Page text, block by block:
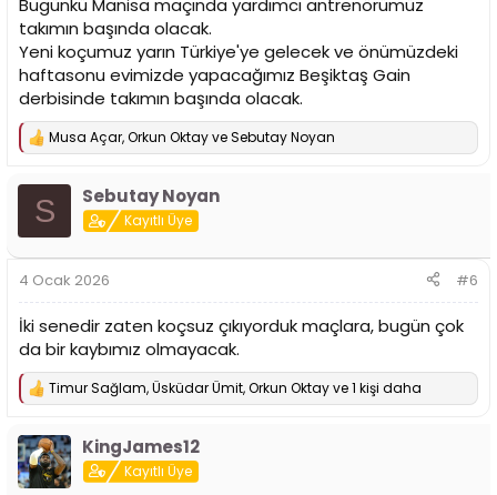
Bugünkü Manisa maçında yardımcı antrenörümüz
takımın başında olacak.
Yeni koçumuz yarın Türkiye'ye gelecek ve önümüzdeki
haftasonu evimizde yapacağımız Beşiktaş Gain
derbisinde takımın başında olacak.
T
p
l
:
Musa Açar,Orkun OktayveSebutay Noyan
S Sebutay Noyan
Kayıtlı Üye
4 Ocak 2026 #6
İki senedir zaten koçsuz çıkıyorduk maçlara, bugün çok
da bir kaybımız olmayacak.
T
k
i
l
Timur Sağlam,Üsküdar Ümit,Orkun Oktayve 1 kişi daha
KingJames12
Kayıtlı Üye